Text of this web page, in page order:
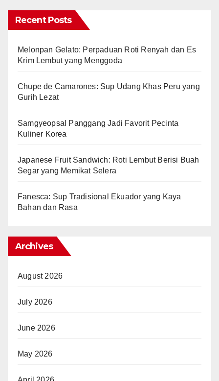
Recent Posts
Melonpan Gelato: Perpaduan Roti Renyah dan Es
Krim Lembut yang Menggoda
Chupe de Camarones: Sup Udang Khas Peru yang
Gurih Lezat
Samgyeopsal Panggang Jadi Favorit Pecinta
Kuliner Korea
Japanese Fruit Sandwich: Roti Lembut Berisi Buah
Segar yang Memikat Selera
Fanesca: Sup Tradisional Ekuador yang Kaya
Bahan dan Rasa
Archives
August 2026
July 2026
June 2026
May 2026